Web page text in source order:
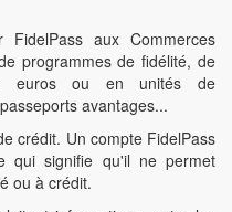
aux Commerces
programmes de fidélité, de
euros ou en unités de
avantages...
crédit. Un compte FidelPass
qui signifie qu'il ne permet
ou à crédit.